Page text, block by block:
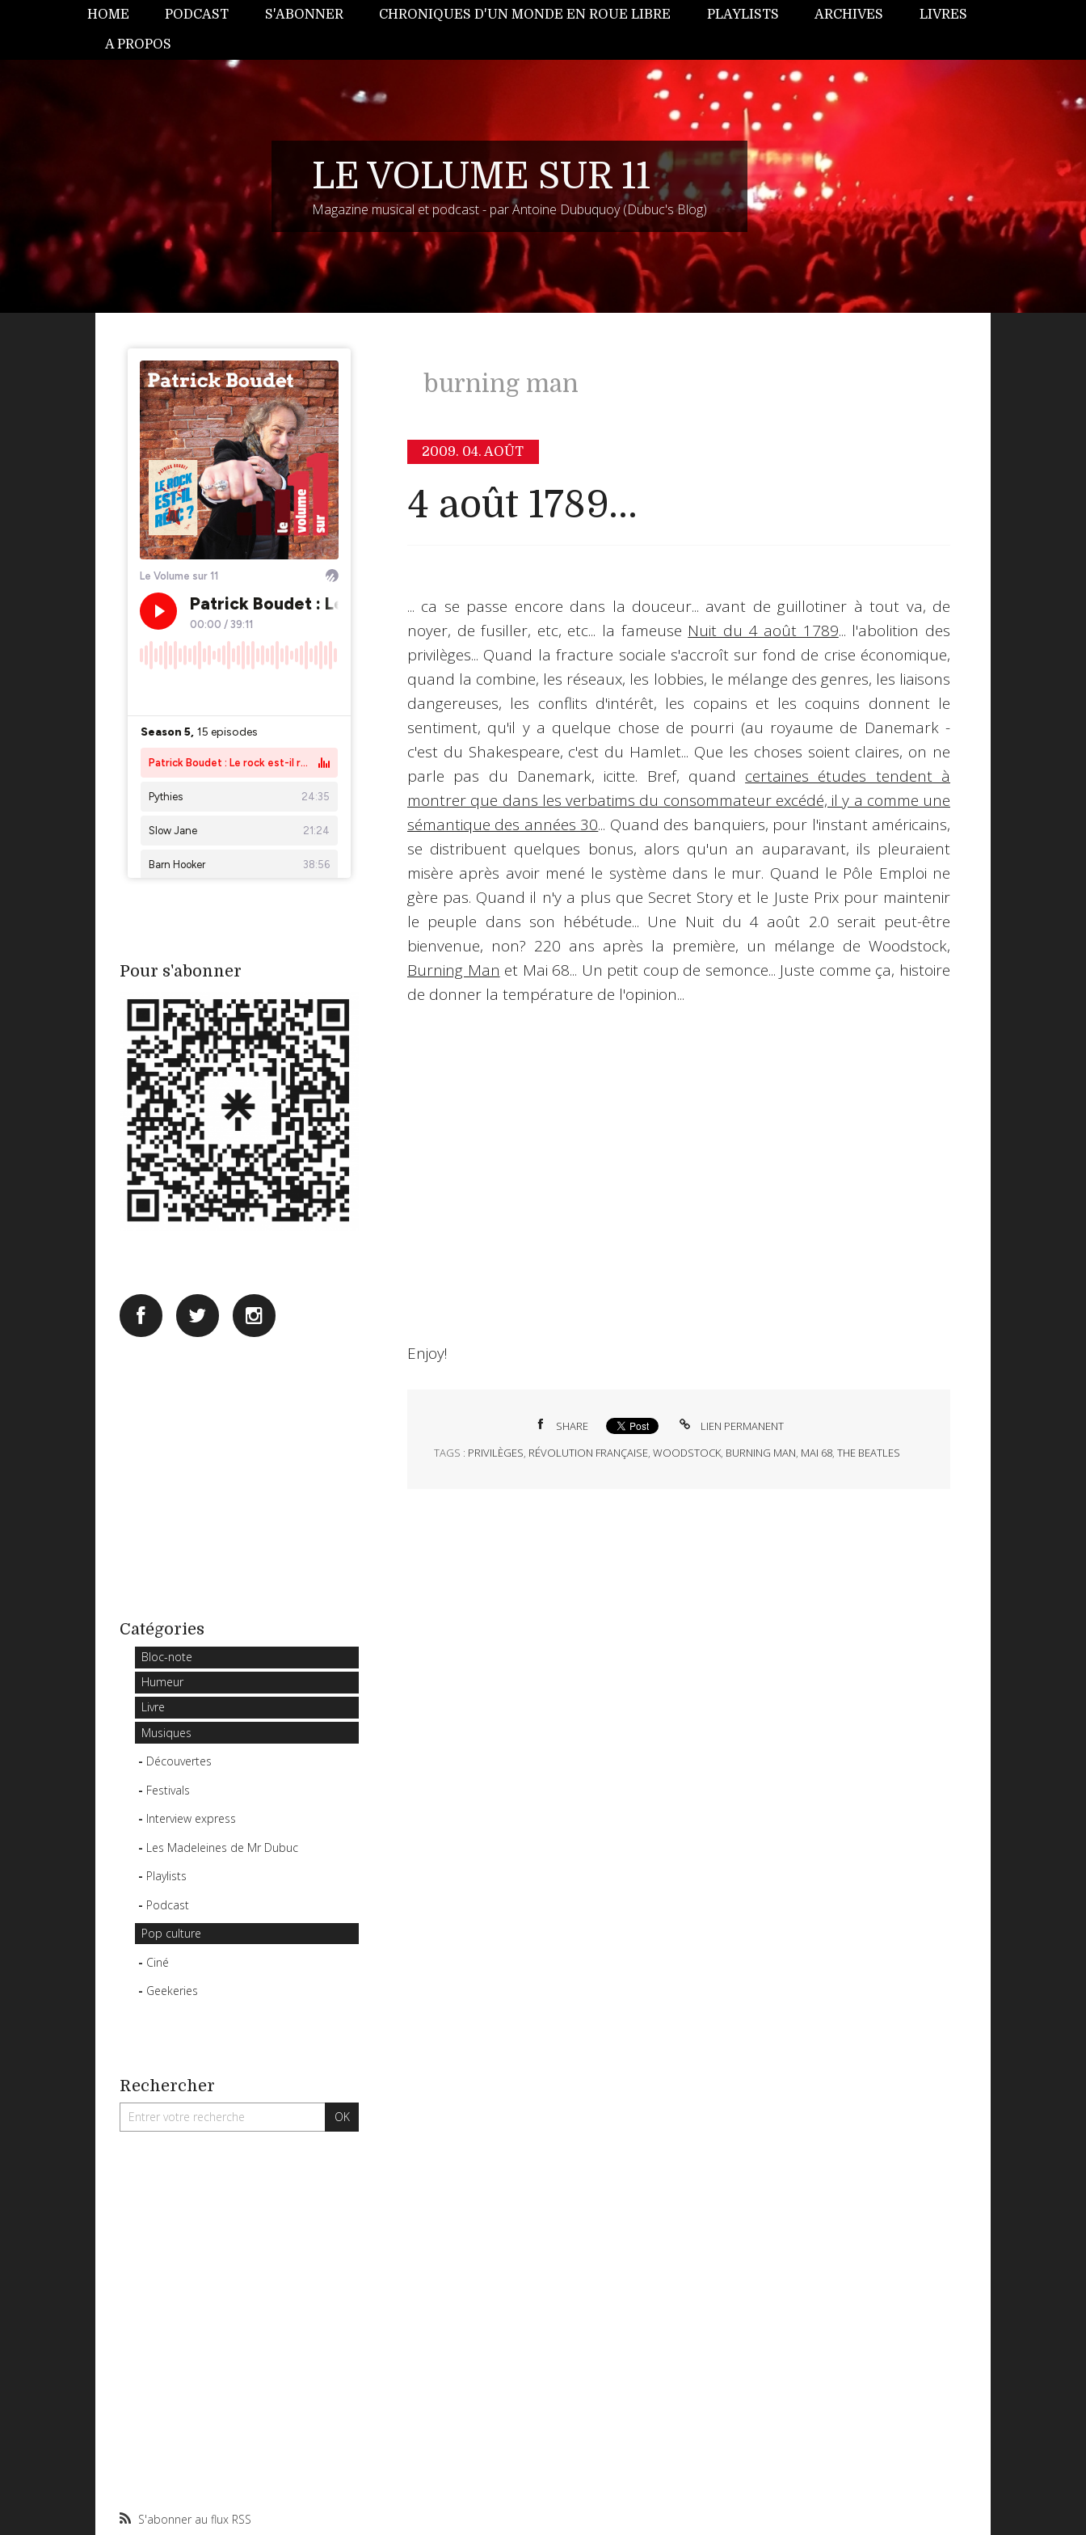
HOME PODCAST S'ABONNER CHRONIQUES D'UN MONDE EN ROUE LIBRE PLAYLISTS ARCHIVES LIVRES
A PROPOS
LE VOLUME SUR 11
Magazine musical et podcast - par Antoine Dubuquoy (Dubuc's Blog)
Pour s'abonner
Catégories
Bloc-note
Humeur
Livre
Musiques
Découvertes
Festivals
Interview express
Les Madeleines de Mr Dubuc
Playlists
Podcast
Pop culture
Ciné
Geekeries
Rechercher
S'abonner au flux RSS
burning man
2009. 04. AOÛT
4 août 1789...
... ca se passe encore dans la douceur... avant de guillotiner à tout va, de
noyer, de fusiller, etc, etc... la fameuse Nuit du 4 août 1789... l'abolition des
privilèges... Quand lafracture sociale s'accroît sur fond de crise économique,
quand la combine, les réseaux, les lobbies, le mélange des genres, les liaisons
dangereuses, les conflits d'intérêt, les copains et les coquins donnent le
sentiment, qu'il y a quelque chose de pourri (au royaume de Danemark -
c'est du Shakespeare, c'est du Hamlet... Que les choses soient claires, on ne
parle pas du Danemark, icitte. Bref, quand certaines études tendent à
montrer que dans les verbatims du consommateur excédé, il y a comme une
sémantique des années 30... Quand des banquiers, pour l'instant américains,
se distribuent quelques bonus, alors qu'un an auparavant, ils pleuraient
misère après avoir mené le système dans le mur. Quand le Pôle Emploi ne
gère pas. Quand il n'y a plus que Secret Story et le Juste Prixpour maintenir
le peuple dans son hébétude... Une Nuit du 4 août 2.0 serait peut-être
bienvenue, non? 220 ans après la première, un mélange de Woodstock,
Burning Man et Mai 68... Un petit coup de semonce... Juste comme ça, histoire
de donner la température de l'opinion...
Enjoy!
SHARE
LIEN PERMANENT
TAGS : PRIVILÈGES, RÉVOLUTION FRANÇAISE, WOODSTOCK, BURNING MAN, MAI 68, THE BEATLES